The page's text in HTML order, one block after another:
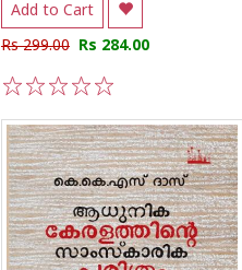
Add to Cart
Rs 299.00 Rs 284.00